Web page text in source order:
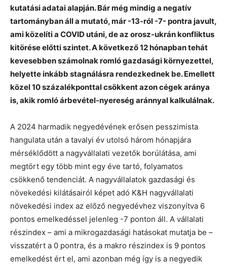
kutatási adatai alapján. Bár még mindig a negatív
tartományban áll a mutató, már -13-ról -7- pontra javult,
ami közelíti a COVID utáni, de az orosz-ukrán konfliktus
kitörése előtti szintet. A következő 12 hónapban tehát
kevesebben számolnak romló gazdasági környezettel,
helyette inkább stagnálásra rendezkednek be. Emellett
közel 10 százalékponttal csökkent azon cégek aránya
is, akik romló árbevétel-nyereség aránnyal kalkulálnak.
A 2024 harmadik negyedévének erősen pesszimista
hangulata után a tavalyi év utolsó három hónapjára
mérséklődött a nagyvállalati vezetők borúlátása, ami
megtört egy több mint egy éve tartó, folyamatos
csökkenő tendenciát. A nagyvállalatok gazdasági és
növekedési kilátásairól képet adó K&H nagyvállalati
növekedési index az előző negyedévhez viszonyítva 6
pontos emelkedéssel jelenleg -7 ponton áll. A vállalati
részindex – ami a mikrogazdasági hatásokat mutatja be –
visszatért a 0 pontra, és a makro részindex is 9 pontos
emelkedést ért el, ami azonban még így is a negyedik